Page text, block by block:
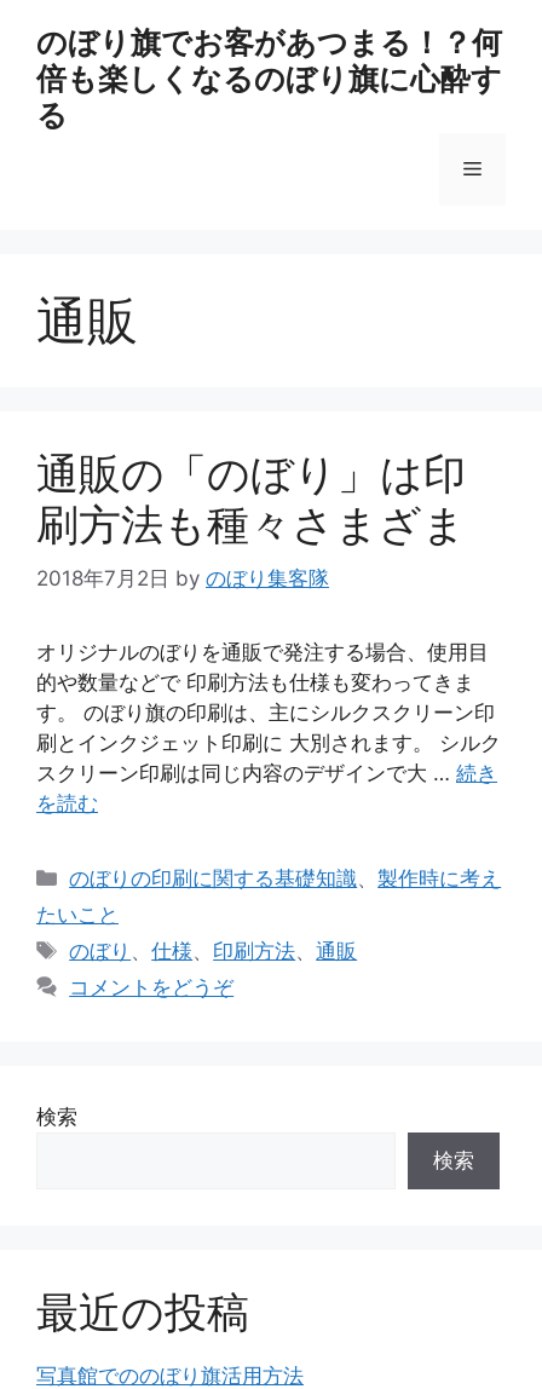
のぼり旗でお客があつまる！？何
倍も楽しくなるのぼり旗に心酔す
る
メ
通販
通販の「のぼり」は印
刷方法も種々さまざま
2018年7月2日 by のぼり集客隊
オリジナルのぼりを通販で発注する場合、使用目
的や数量などで 印刷方法も仕様も変わってきま
す。 のぼり旗の印刷は、主にシルクスクリーン印
刷とインクジェット印刷に 大別されます。 シルク
スクリーン印刷は同じ内容のデザインで大 … 続き
を読む
カ
テ
リ
ー
のぼりの印刷に関する基礎知識、製作時に考え
たいこと
タ
のぼり 、仕様、 印刷方法、通販
コメントをどうぞ
検索
検索
最近の投稿
写真館でののぼり旗活用方法